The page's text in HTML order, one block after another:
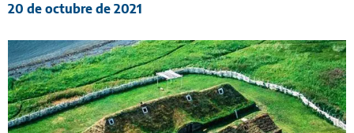
20 de octubre de 2021